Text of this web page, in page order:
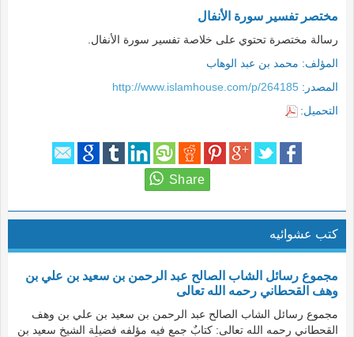
مختصر تفسير سورة الأنفال
رسالة مختصرة تحتوي على خلاصة تفسير سورة الأنفال.
المؤلف: محمد بن عبد الوهاب
المصدر: http://www.islamhouse.com/p/264185
التحميل:
كتب عشوائيه
مجموع رسائل الشاب الصالح عبد الرحمن بن سعيد بن علي بن
وهف القحطاني رحمه الله تعالى
مجموع رسائل الشاب الصالح عبد الرحمن بن سعيد بن علي بن وهف
القحطاني رحمه الله تعالى: كتابٌ جمع فيه مؤلفه فضيلة الشيخ سعيد بن